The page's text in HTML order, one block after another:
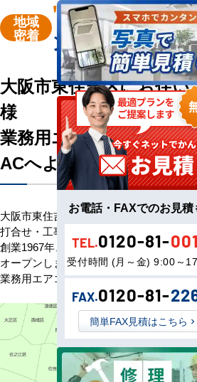
地域
密着
"大阪市東住吉
ン販売・工事を
大阪市東住吉区にお住
様
業務用エアコン専門店
ACへようこそ
大阪市東住吉区のお客様へ業務用エア
打合せ・工事・アフターサービスまで一
創業1967年、その信頼を基に空調のネ
オープンしました。以来、皆様にご信頼
業務用エアコンのオンラインショップで
※記載
い。
けで
直接
お電話・FAXでのお見積
TEL.0120-81-
受付時間 (月～金) 9:00～
FAX.0120-81-
簡単FAX見積はこちら